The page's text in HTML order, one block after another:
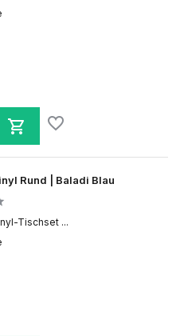
Rund | Baladi Blau
Tischset ...